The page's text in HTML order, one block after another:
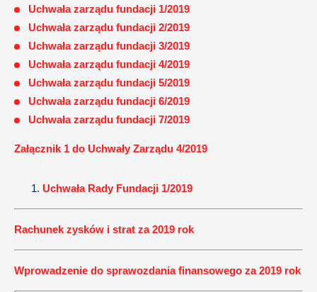
Uchwała zarządu fundacji 1/2019
Uchwała zarządu fundacji 2/2019
Uchwała zarządu fundacji 3/2019
Uchwała zarządu fundacji 4/2019
Uchwała zarządu fundacji 5/2019
Uchwała zarządu fundacji 6/2019
Uchwała zarządu fundacji 7/2019
Załącznik 1 do Uchwały Zarządu 4/2019
Uchwała Rady Fundacji 1/2019
Rachunek zysków i strat za 2019 rok
Wprowadzenie do sprawozdania finansowego za 2019 rok